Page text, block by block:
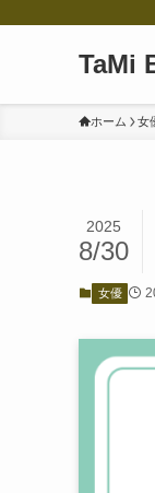
TaMi
ホーム 女
2025
8/30
女優